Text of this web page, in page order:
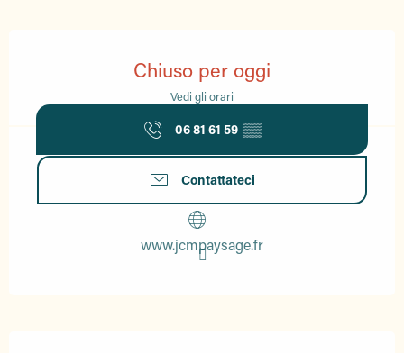
Chiuso per oggi
Vedi gli orari
06 81 61 59 ▒▒
Contattateci
www.jcmpaysage.fr